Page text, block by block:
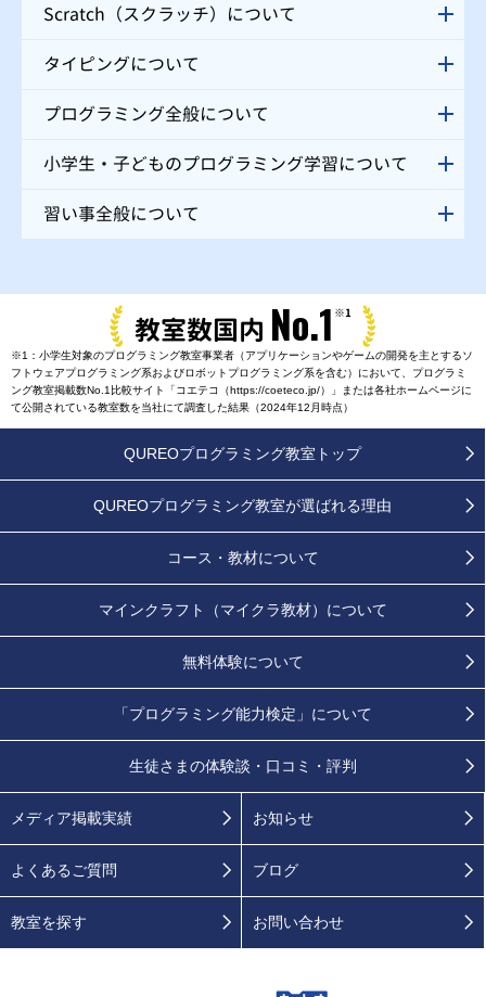
Scratch（スクラッチ）について
タイピングについて
プログラミング全般について
小学生・子どものプログラミング学習について
習い事全般について
教室数国内 No.1 ※1
※1：小学生対象のプログラミング教室事業者（アプリケーションやゲームの開発を主とするソ
フトウェアプログラミング系およびロボットプログラミング系を含む）において、プログラミ
ング教室掲載数No.1比較サイト「コエテコ（https://coeteco.jp/）」または各社ホームページに
て公開されている教室数を当社にて調査した結果（2024年12月時点）
QUREOプログラミング教室トップ
QUREOプログラミング教室が選ばれる理由
コース・教材について
マインクラフト（マイクラ教材）について
無料体験について
「プログラミング能力検定」 について
生徒さまの体験談・口コミ・評判
メディア掲載実績 お知らせ
よくあるご質問 ブログ
教室を探す お問い合わせ